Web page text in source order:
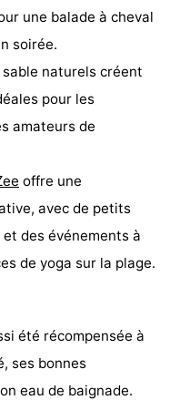
une balade à cheval
soirée.
sable naturels créent
pour les
amateurs de
offre une
avec de petits
des événements à
de yoga sur la plage.
été récompensée à
ses bonnes
eau de baignade.